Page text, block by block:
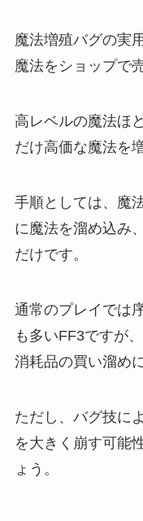
魔法増殖バグの実
魔法をショップで
高レベルの魔法ほ
だけ高価な魔法を
手順としては、魔
に魔法を溜め込み
だけです。
通常のプレイでは
も多いFF3ですが
消耗品の買い溜め
ただし、バグ技に
を大きく崩す可能
ょう。